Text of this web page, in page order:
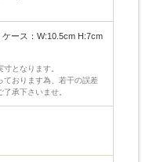
ース：W:10.5cm H:7cm
となります。
ております為、若干の誤差
承下さいませ。